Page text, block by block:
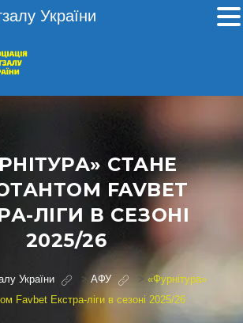
СТАНЕ
FAVBET
ЛІГИ В СЕЗОНІ
2025/26
України > АФУ > «Фурнітура»
Favbet Екстра-ліги в сезоні 2025/26
України